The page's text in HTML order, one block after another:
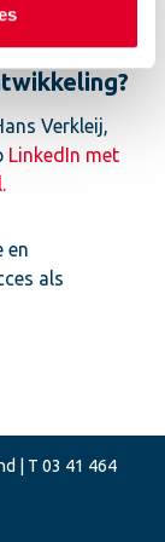
Verkleij,
LinkedIn met
en
als
| T 03 41 464